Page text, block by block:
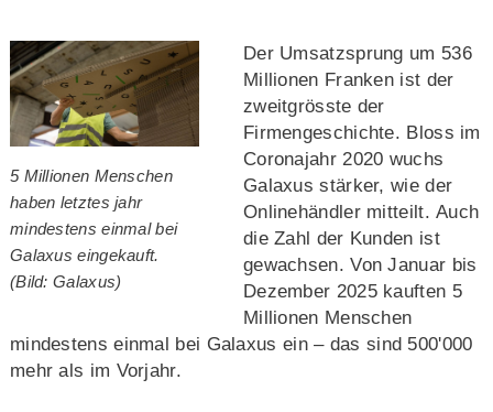
5 Millionen Menschen
haben letztes jahr
mindestens einmal bei
Galaxus eingekauft.
(Bild: Galaxus)
Der Umsatzsprung um 536
Millionen Franken ist der
zweitgrösste der
Firmengeschichte. Bloss im
Coronajahr 2020 wuchs
Galaxus stärker, wie der
Onlinehändler mitteilt. Auch
die Zahl der Kunden ist
gewachsen. Von Januar bis
Dezember 2025 kauften 5
Millionen Menschen
mindestens einmal bei Galaxus ein – das sind 500'000
mehr als im Vorjahr.